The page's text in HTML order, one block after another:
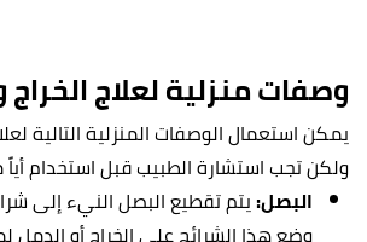
وصفات منزلية لعلاج
يمكن استعمال الوصفات المنزلية التالية
ولكن تجب استشارة الطبيب قبل استخدام أياً
البصل:يتم تقطيع البصل النيء إلى